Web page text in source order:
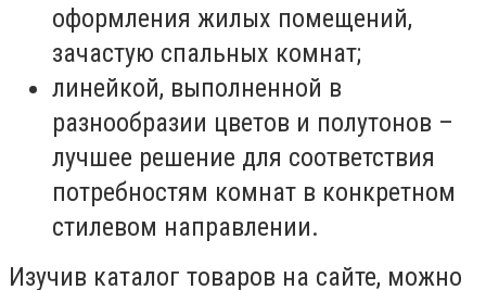
оформления жилых помещений,
зачастую спальных комнат;
линейкой, выполненной в
разнообразии цветов и полутонов –
лучшее решение для соответствия
потребностям комнат в конкретном
стилевом направлении.
Изучив каталог товаров на сайте, можно